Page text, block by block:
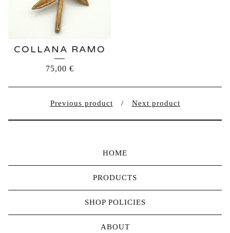
COLLANA RAMO
75,00 €
Previous product Next product
HOME
PRODUCTS
SHOP POLICIES
ABOUT